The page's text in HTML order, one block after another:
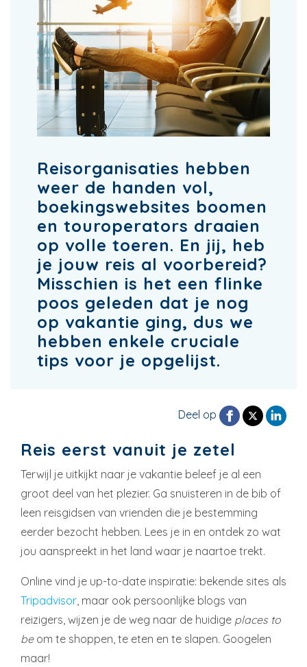
Reisorganisaties hebben
weer de handen vol,
boekingswebsites boomen
en touroperators draaien
op volle toeren. En jij, heb
je jouw reis al voorbereid?
Misschien is het een flinke
poos geleden dat je nog
op vakantie ging, dus we
hebben enkele cruciale
tips voor je opgelijst.
Deel op
Reis eerst vanuit je zetel
Terwijl je uitkijkt naar je vakantie beleef je al een
groot deel van het plezier. Ga snuisteren in de bib of
leen reisgidsen van vrienden die je bestemming
eerder bezocht hebben. Lees je in en ontdek zo wat
jou aanspreekt in het land waar je naartoe trekt.
Online vind je up-to-date inspiratie: bekende sites als
Tripadvisor , maar ook persoonlijke blogs van
reizigers, wijzen je de weg naar de huidige places to
beom te shoppen, te eten en te slapen. Googelen
maar!